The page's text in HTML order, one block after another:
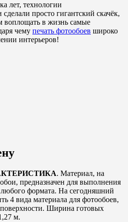
лет, технологии
просто гигантский скачёк,
воплощать в жизнь самые
чему печать фотообоев широко
интерьеров!
. Материал, на
предназначен для выполнения
формата. На сегодняшний
4 вида материала для фотообоев,
Ширина готовых
м.